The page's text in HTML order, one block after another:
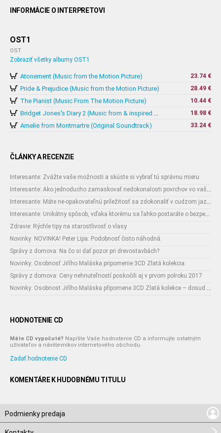
INFORMÁCIE O INTERPRETOVI
OST1
OST
Zobraziť všetky albumy OST1
Atonement (Music from the Motion Picture) 23.74 €
Pride & Prejudice (Music from the Motion Picture) 28.49 €
The Pianist (Music From The Motion Picture)
10.44 €
Bridget Jones's Diary 2 (Music from & inspired by The Motion Picture)
18.98 €
Amelie from Montmartre (Original Soundtrack) 33.24 €
ČLÁNKY A RECENZIE
Interesante: Zvážte vaše možnosti a skúste si vybrať tú správnu mieru
Interesante: Ako jednoducho zamaskovať nedokonalosti povrchov vo vašom interiéri
Interesante: Máte ne-opakovateľnú príležitosť sa zdokonaliť v cudzom jazyku
Interesante: Unikátny spôsob, vďaka ktorému sa ľahko postaráte o bezpečnosť vašich zásielok
Zdravie: Rýchle tipy na starostlivosť o vlasy
Novinky: NOVINKA! Peter Lipa: Podobnosť čisto náhodná.
Správy z domova: Na čo si dať pozor pri drevostavbách?
Novinky: Osobnosť Jiřího Maláska pripomenie 3CD Zlatá kolekcia:
Správy z domova: Ceny nehnuteľností poskočili aj v prvom polroku 2017
Novinky: Osobnost Jiřího Maláska připomene 3CD Zlatá kolekce – dosud nejobsáhlejší soubor nahrávek legendárního umělce!
HODNOTENIE CD
Máte CD vypočuté? Napíšte Vaše hodnotenie CD a informujte ostatným
užívateľov a návštevníkov internetového obchodu.
Zadať hodnotenie CD
KOMENTÁRE K HUDOBNÉMU TITULU
Podmienky predaja